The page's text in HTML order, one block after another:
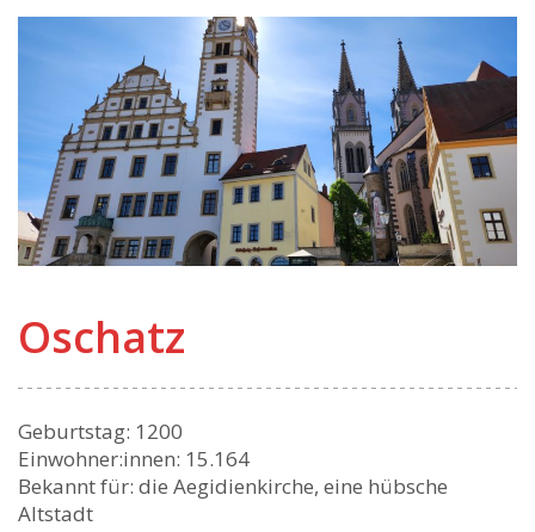
Oschatz
Geburtstag: 1200
Einwohner:innen: 15.164
Bekannt für: die Aegidienkirche, eine hübsche
Altstadt